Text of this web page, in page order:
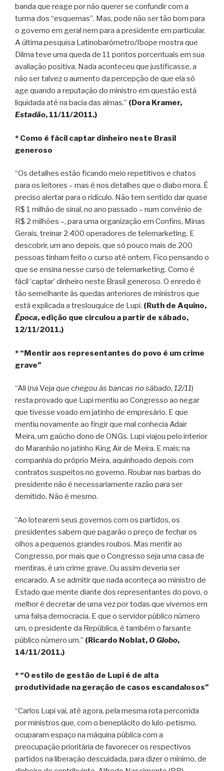
banda que reage por não querer se confundir com a
turma dos “esquemas”. Mas, pode não ser tão bom para
o governo em geral nem para a presidente em particular.
A última pesquisa Latinobarômetro/Ibope mostra que
Dilma teve uma queda de 11 pontos porcentuais em sua
avaliação positiva. Nada aconteceu que justificasse, a
não ser talvez o aumento da percepção de que ela só
age quando a reputação do ministro em questão está
liquidada até na bacia das almas.” (Dora Kramer,
Estadão, 11/11/2011.)
* Como é fácil captar dinheiro neste Brasil
generoso
“Os detalhes estão ficando meio repetitivos e chatos
para os leitores – mas é nos detalhes que o diabo mora. É
preciso alertar para o ridículo. Não tem sentido dar quase
R$ 1 milhão de sinal, no ano passado – num convênio de
R$ 2 milhões –, para uma organização em Confins, Minas
Gerais, treinar 2.400 operadores de telemarketing. E
descobrir, um ano depois, que só pouco mais de 200
pessoas tinham feito o curso até ontem. Fico pensando o
que se ensina nesse curso de telemarketing. Como é
fácil ‘captar’ dinheiro neste Brasil generoso. O enredo é
tão semelhante às quedas anteriores de ministros que
está explicada a treslouquice de Lupi. (Ruth de Aquino,
Época, edição que circulou a partir de sábado,
12/11/2011.)
* “Mentir aos representantes do povo é um crime
grave”
“Ali (naVeja que chegou às bancas no sábado, 12/11)
resta provado que Lupi mentiu ao Congresso ao negar
que tivesse voado em jatinho de empresário. E que
mentiu novamente ao fingir que mal conhecia Adair
Meira, um gaúcho dono de ONGs. Lupi viajou pelo interior
do Maranhão no jatinho King Air de Meira. E mais: na
companhia do próprio Meira, aquinhoado depois com
contratos suspeitos no governo. Roubar nas barbas do
presidente não é necessariamente razão para ser
demitido. Não é mesmo.
“Ao lotearem seus governos com os partidos, os
presidentes sabem que pagarão o preço de fechar os
olhos a pequenos grandes roubos. Mas mentir ao
Congresso, por mais que o Congresso seja uma casa de
mentiras, é um crime grave. Ou assim deveria ser
encarado. A se admitir que nada aconteça ao ministro de
Estado que mente diante dos representantes do povo, o
melhor é decretar de uma vez por todas que vivemos em
uma falsa democracia. E que o servidor público número
um, o presidente da República, é também o farsante
público número um.” (Ricardo Noblat,O Globo,
14/11/2011.)
* “O estilo de gestão de Lupi é de alta
produtividade na geração de casos escandalosos”
“Carlos Lupi vai, até agora, pela mesma rota percorrida
por ministros que, com o beneplácito do lulo-petismo,
ocuparam espaço na máquina pública com a
preocupação prioritária de favorecer os respectivos
partidos na liberação descuidada, para dizer o mínimo, de